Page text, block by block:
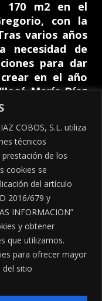
COBOS, S.L. utiliza
técnicos
de los
cookies se
del artículo
2016/679 y
INFORMACION”
y obtener
que utilizamos.
para ofrecer mayor
del sitio
170 m2 en el
con la
varios años
de
para dar
en el año
María Díaz
nueva nave
con 10
servicio
oficiales
la provincia de
Cóbos |
|POLÍTICA DE